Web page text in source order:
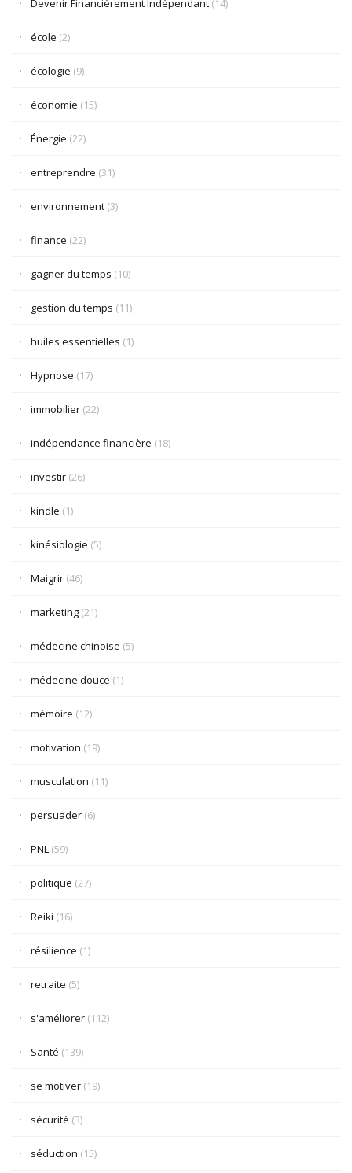
Devenir Financièrement Indépendant (14)
école (2)
écologie (9)
économie (15)
Énergie (22)
entreprendre (31)
environnement (3)
finance (22)
gagner du temps (10)
gestion du temps (11)
huiles essentielles (1)
Hypnose (17)
immobilier (22)
indépendance financière (18)
investir (26)
kindle (1)
kinésiologie (5)
Maigrir (46)
marketing (21)
médecine chinoise (5)
médecine douce (1)
mémoire (12)
motivation (19)
musculation (11)
persuader (6)
PNL (59)
politique (27)
Reiki (16)
résilience (1)
retraite (5)
s'améliorer (112)
Santé (139)
se motiver (19)
sécurité (3)
séduction (15)